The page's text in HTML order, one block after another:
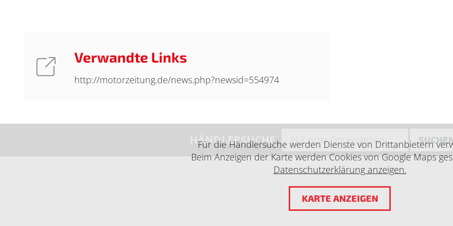
Verwandte Links
http://motorzeitung.de/news.php?newsid=554974
HÄNDLERSUCHE
Für die Händlersuche werden Dienste von Drittanbietern
Beim Anzeigen der Karte werden Cookies von Google Maps
Datenschutzerklärung anzeigen.
KARTE ANZEIGEN